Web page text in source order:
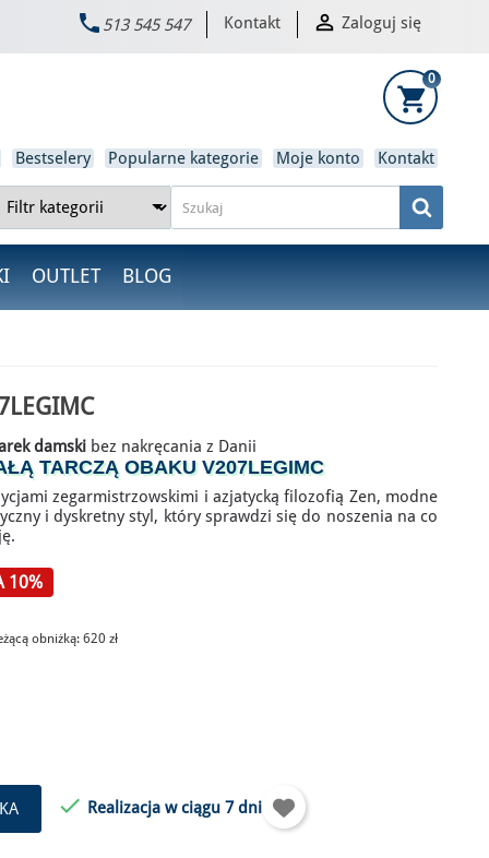
 513 545 547 Kontakt  Zaloguj się
shopping_cart
0
Bestselery Popularne kategorie Moje konto Kontakt
OUTLET BLOG
damski bez nakręcania z Danii
TARCZĄ OBAKU V207LEGIMC
zegarmistrzowskimi i azjatycką filozofią Zen, modne
i dyskretny styl, który sprawdzi się do noszenia na co
10%
obniżką: 620 zł
 Realizacja w ciągu 7 dni
×